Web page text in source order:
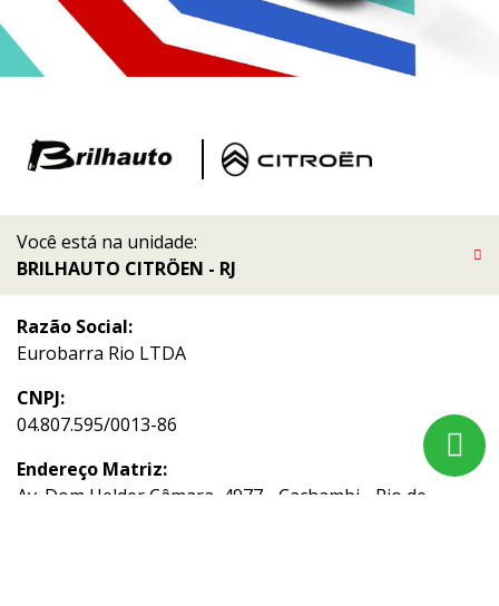
Você está na unidade:
BRILHAUTO CITRÖEN - RJ
Razão Social:
Eurobarra Rio LTDA
CNPJ:
04.807.595/0013-86
Endereço Matriz:
Av. Dom Helder Câmara, 4977 - Cachambi - Rio de